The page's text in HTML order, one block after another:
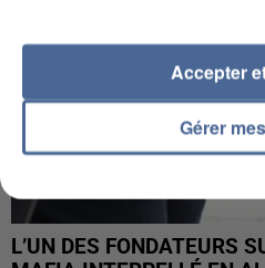
L’UN DES FONDATEURS
Gérer
Accepter